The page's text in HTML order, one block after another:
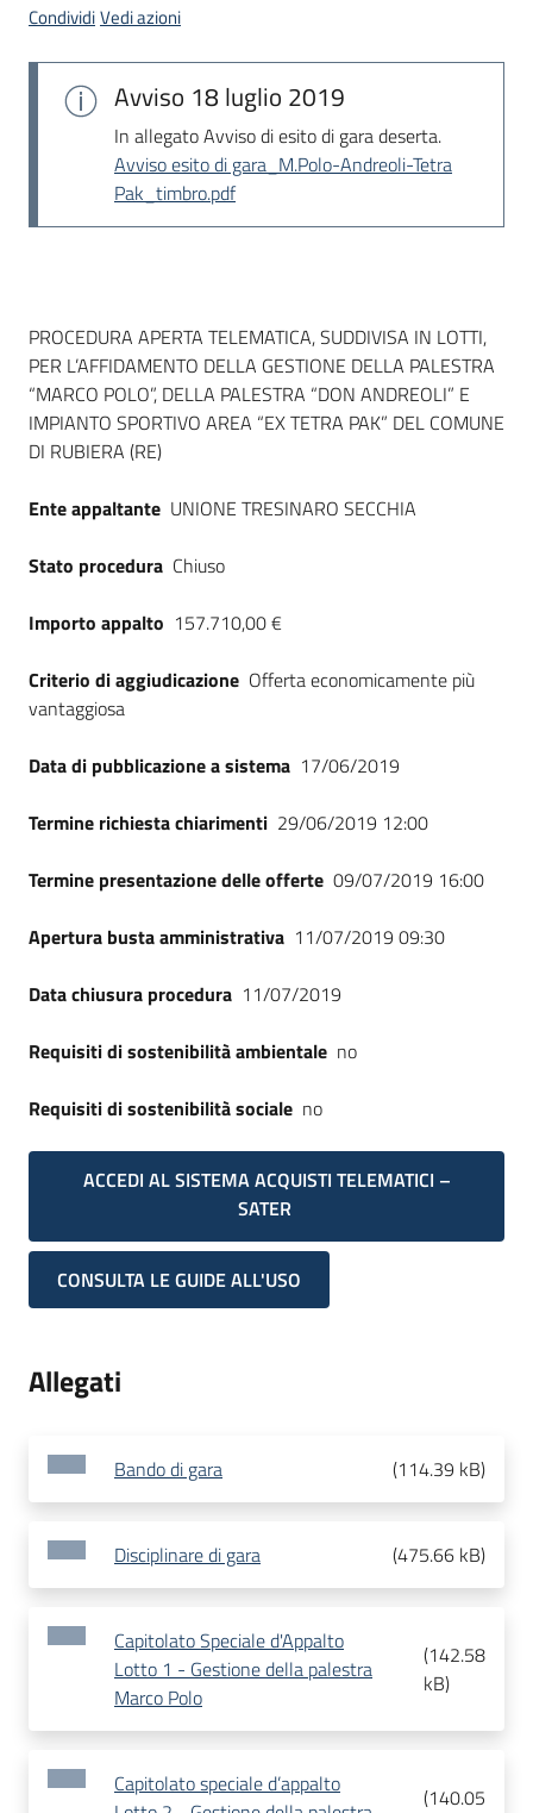
CondividiVedi azioni
Avviso 18 luglio 2019
In allegato Avviso di esito di gara deserta.
Avviso esito di gara_M.Polo-Andreoli-Tetra
Pak_timbro.pdf
Dati del bando
PROCEDURA APERTA TELEMATICA, SUDDIVISA IN LOTTI,
PER L’AFFIDAMENTO DELLA GESTIONE DELLA PALESTRA
“MARCO POLO”, DELLA PALESTRA “DON ANDREOLI” E
IMPIANTO SPORTIVO AREA “EX TETRA PAK” DEL COMUNE
DI RUBIERA (RE)
Ente appaltante UNIONE TRESINARO SECCHIA
Stato procedura Chiuso
Importo appalto 157.710,00 €
Criterio di aggiudicazione Offerta economicamente più
vantaggiosa
Data di pubblicazione a sistema 17/06/2019
Termine richiesta chiarimenti 29/06/2019 12:00
Termine presentazione delle offerte 09/07/2019 16:00
Apertura busta amministrativa 11/07/2019 09:30
Data chiusura procedura 11/07/2019
Requisiti di sostenibilità ambientale no
Requisiti di sostenibilità sociale no
ACCEDI AL SISTEMA ACQUISTI TELEMATICI –
SATER
CONSULTA LE GUIDE ALL'USO
Allegati
Bando di gara (114.39 kB)
Disciplinare di gara (475.66 kB)
Capitolato Speciale d'Appalto
Lotto 1 - Gestione della palestra
Marco Polo
(142.58
kB)
Capitolato speciale d’appalto
(140.05